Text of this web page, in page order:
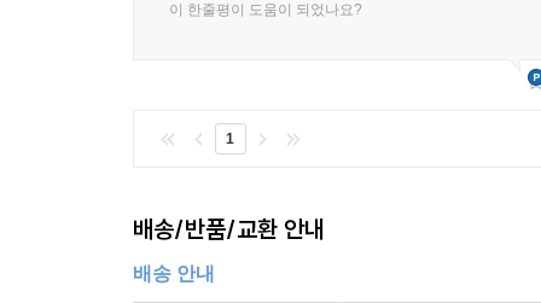
이 한줄평이 도움이 되었나요?
1
배송/반품/교환 안내
배송 안내